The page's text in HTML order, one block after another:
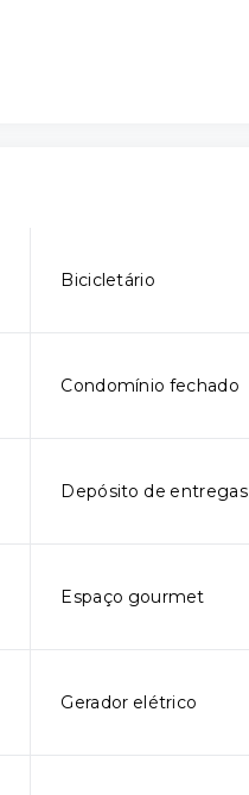
Bicicletário
Condomínio fechado
Depósito de entregas
Espaço gourmet
Gerador elétrico